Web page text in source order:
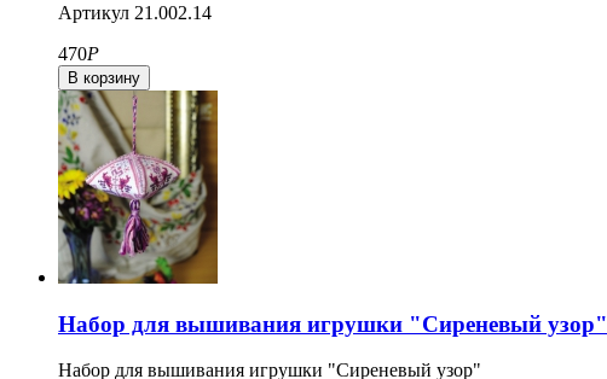
Артикул 21.002.14
470Р
Набор для вышивания игрушки "Сиреневый узор"
Набор для вышивания игрушки "Сиреневый узор"